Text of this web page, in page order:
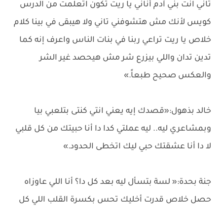
تاني انت بني آدم أناني يا ريت تكون اتعلمت من الدرس
كويس لأنك مش هتشوفني تاني ولا هيبقى في بينا كلام
خلاص يا ريت تراعي ربنا في بنات الناس واعرف إنه كما
تدين تدان واللي بيزرع شر مش هيحصد غير الشر
والعكس صحيح طبعاً.»
خالد بذهول:«قصدك إيه يعني انتي كنتى بتلعبي بيا
وبمشاعري ليه.. ليه عملتي كدا دا أنا حبيتك من كل قلبي
لا دا أنا عشقتك حبي ليك اتخطى الحدود.»
جنة بحدة:« لسة بتسأل ليه بعد كل دا؟ أنا اللي عاوزاه
حصل خلاص قدرت أخليك تحس بكسرة القلب اللي كل